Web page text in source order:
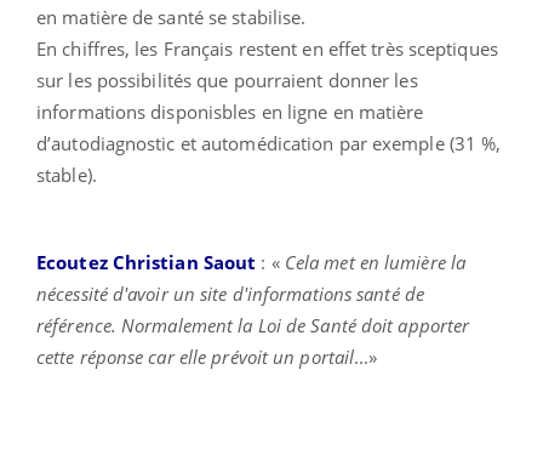
en matière de santé se stabilise.
En chiffres, les Français restent en effet très sceptiques
sur les possibilités que pourraient donner les
informations disponisbles en ligne en matière
d’autodiagnostic et automédication par exemple (31 %,
stable).
Ecoutez Christian Saout : « Cela met en lumière la
nécessité d'avoir un site d'informations santé de
référence. Normalement la Loi de Santé doit apporter
cette réponse car elle prévoit un portail...»